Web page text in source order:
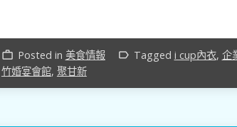
work_outline Posted in 美食情報 label_outline Tagged i cup內衣, 企
竹婚宴會館, 聚甘新